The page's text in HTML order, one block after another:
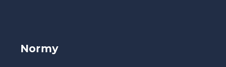
Normy